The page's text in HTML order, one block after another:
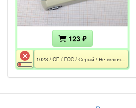
123 ₽
1023 / CE / FCC / Серый / Не включается